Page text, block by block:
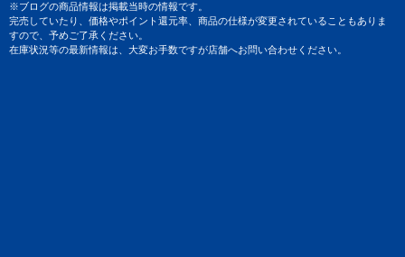
※ブログの商品情報は掲載当時の情報です。
完売していたり、価格やポイント還元率、商品の仕様が変更されていることもありま
すので、予めご了承ください。
在庫状況等の最新情報は、大変お手数ですが店舗へお問い合わせください。